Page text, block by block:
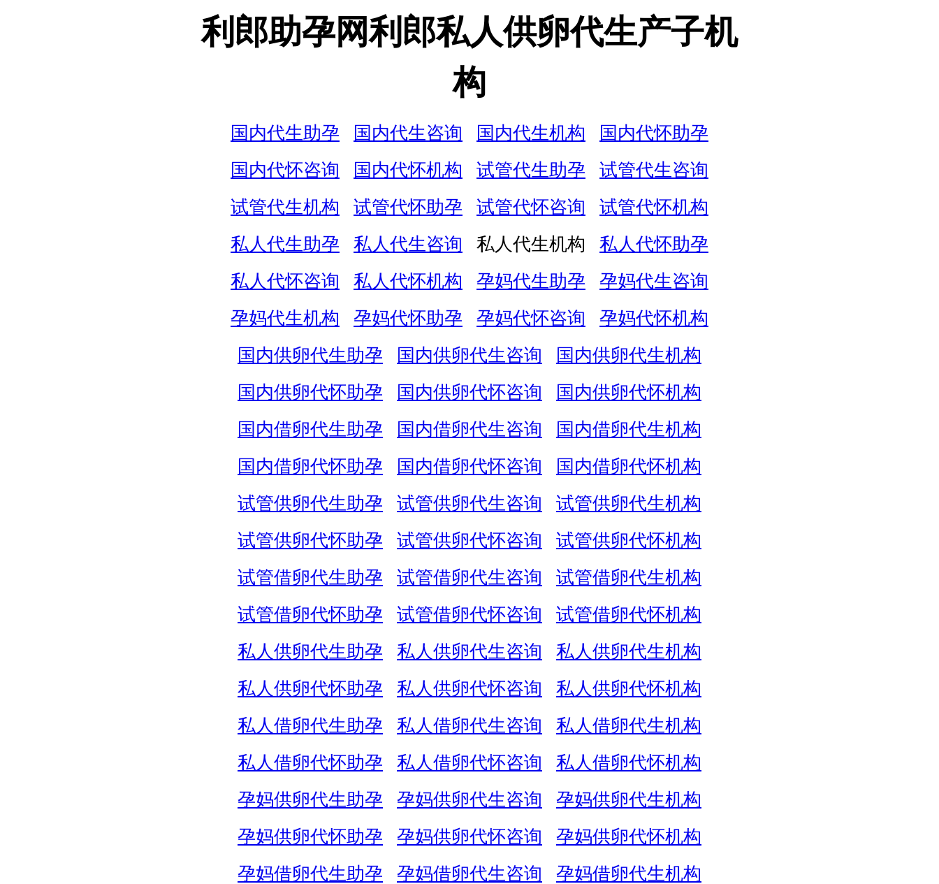
利郎助孕网利郎私人供卵代生产子机
构
国内代生助孕 国内代生咨询 国内代生机构
国内代怀助孕
国内代怀咨询
国内代怀机构 试管代生助孕
试管代生咨询
试管代生机构
试管代怀助孕 试管代怀咨询
试管代怀机构
私人代生助孕
私人代生咨询 私人代生机构
私人代怀助孕
私人代怀咨询
私人代怀机构 孕妈代生助孕
孕妈代生咨询
孕妈代生机构
孕妈代怀助孕 孕妈代怀咨询
孕妈代怀机构
国内供卵代生助孕
国内供卵代生咨询
国内供卵代生机构
国内供卵代怀助孕
国内供卵代怀咨询
国内供卵代怀机构
国内借卵代生助孕
国内借卵代生咨询
国内借卵代生机构
国内借卵代怀助孕
国内借卵代怀咨询
国内借卵代怀机构
试管供卵代生助孕
试管供卵代生咨询
试管供卵代生机构
试管供卵代怀助孕
试管供卵代怀咨询
试管供卵代怀机构
试管借卵代生助孕
试管借卵代生咨询
试管借卵代生机构
试管借卵代怀助孕
试管借卵代怀咨询
试管借卵代怀机构
私人供卵代生助孕
私人供卵代生咨询
私人供卵代生机构
私人供卵代怀助孕
私人供卵代怀咨询
私人供卵代怀机构
私人借卵代生助孕
私人借卵代生咨询
私人借卵代生机构
私人借卵代怀助孕
私人借卵代怀咨询
私人借卵代怀机构
孕妈供卵代生助孕
孕妈供卵代生咨询
孕妈供卵代生机构
孕妈供卵代怀助孕
孕妈供卵代怀咨询
孕妈供卵代怀机构
孕妈借卵代生助孕
孕妈借卵代生咨询
孕妈借卵代生机构